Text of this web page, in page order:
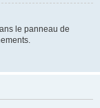
le panneau de